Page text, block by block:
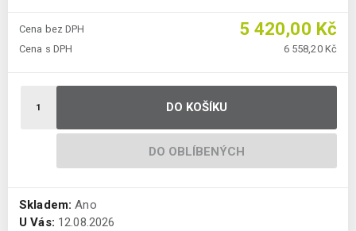
Cena bez DPH 5 420,00 Kč
Cena s DPH 6 558,20 Kč
DO KOŠÍKU
DO OBLÍBENÝCH
Skladem: Ano
U Vás: 12.08.2026